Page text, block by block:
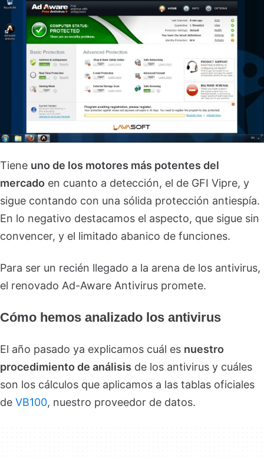
Tiene uno de los motores más potentes del
mercado en cuanto a detección, el de GFI Vipre, y
sigue contando con una sólida protección antiespía.
En lo negativo destacamos el aspecto, que sigue sin
convencer, y el limitado abanico de funciones.
Para ser un recién llegado a la arena de los antivirus,
el renovado Ad-Aware Antivirus promete.
Cómo hemos analizado los antivirus
El año pasado ya explicamos cuál es nuestro
procedimiento de análisis de los antivirus y cuáles
son los cálculos que aplicamos a las tablas oficiales
de VB100, nuestro proveedor de datos.